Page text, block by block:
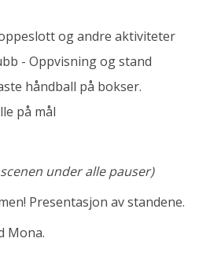
og andre aktiviteter
- Oppvisning og stand
håndball på bokser.
på mål
under alle pauser)
Presentasjon av standene.
Mona.